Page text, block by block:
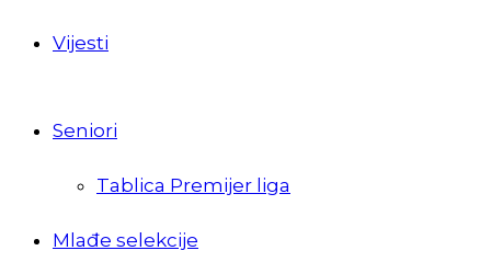
Vijesti
Seniori
Tablica Premijer liga
Mlađe selekcije